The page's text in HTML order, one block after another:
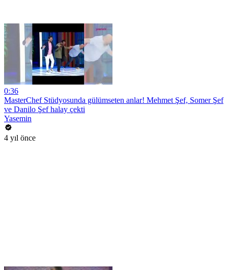
0:36
MasterChef Stüdyosunda gülümseten anlar! Mehmet Şef, Somer Şef
ve Danilo Şef halay çekti
Yasemin
4 yıl önce